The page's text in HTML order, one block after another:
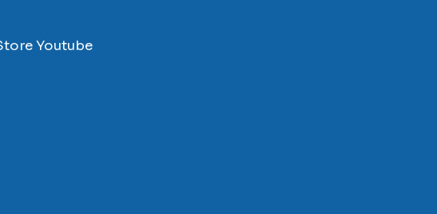
Youtube